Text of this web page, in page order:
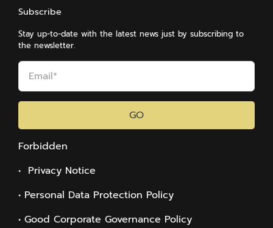
Subscribe
Stay up-to-date with the latest news just by subscribing to
the newsletter.
GO
Forbidden
• Privacy Notice
• Personal Data Protection Policy
• Good Corporate Governance Policy